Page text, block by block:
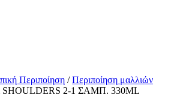
Περιποίηση /Περιποίηση μαλλιών
2-1 ΣΑΜΠ. 330ML